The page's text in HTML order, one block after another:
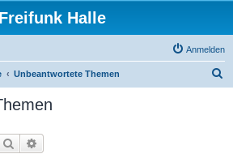
Freifunk Halle
Anmelden
Unbeantwortete Themen
Suche